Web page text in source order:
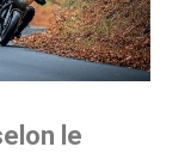
le